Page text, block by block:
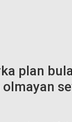
Hoya 82mm
plan